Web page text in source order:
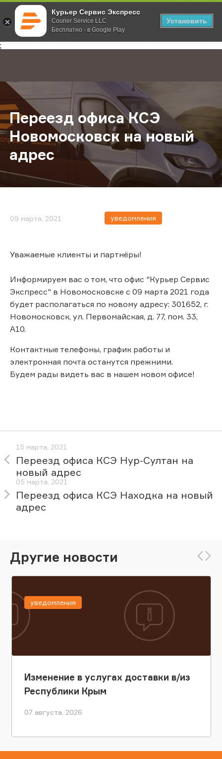
Курьер Сервис Экспресс
Courier Service LLC
Бесплатно - в Google Play
Установить
;
Главная О компании Новости Переезд офиса КСЭ
Переезд офиса КСЭ
Новомосковск на новый
адрес
09 марта, 2021 уведомления
Уважаемые клиенты и партнёры!
Информируем вас о том, что офис "Курьер Сервис
Экспресс" в Новомосковске с 09 марта 2021 года
будет располагаться по новому адресу: 301652, г.
Новомосковск, ул. Первомайская, д. 77, пом. 33,
А10.
Контактные телефоны, график работы и
электронная почта останутся прежними.
Будем рады видеть вас в нашем новом офисе!
15 марта, 2021
Переезд офиса КСЭ Нур-Султан на
новый адрес
05 марта, 2021
Переезд офиса КСЭ Находка на новый
адрес
Другие новости
Изменение в услугах доставки в/из
Республики Крым
07 августа, 2026
уведомления